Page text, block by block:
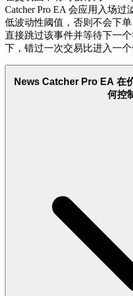
Catcher Pro EA 会应用入场
低波动性阈值，否则不会下
直接跳过该事件并等待下一
下，错过一次交易比进入一
News Catcher Pro EA 在
何控